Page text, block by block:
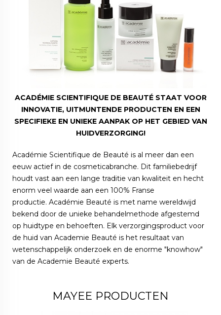
ACADÉMIE SCIENTIFIQUE DE BEAUTÉ STAAT VOOR
INNOVATIE, UITMUNTENDE PRODUCTEN EN EEN
SPECIFIEKE EN UNIEKE AANPAK OP HET GEBIED VAN
HUIDVERZORGING!
Académie Scientifique de Beauté is al meer dan een
eeuw actief in de cosmeticabranche. Dit familiebedrijf
houdt vast aan een lange traditie van kwaliteit en hecht
enorm veel waarde aan een 100% Franse
productie. Académie Beauté is met name wereldwijd
bekend door de unieke behandelmethode afgestemd
op huidtype en behoeften. Elk verzorgingsproduct voor
de huid van Academie Beauté is het resultaat van
wetenschappelijk onderzoek en de enorme "knowhow"
van de Academie Beauté experts.
MAYEE PRODUCTEN